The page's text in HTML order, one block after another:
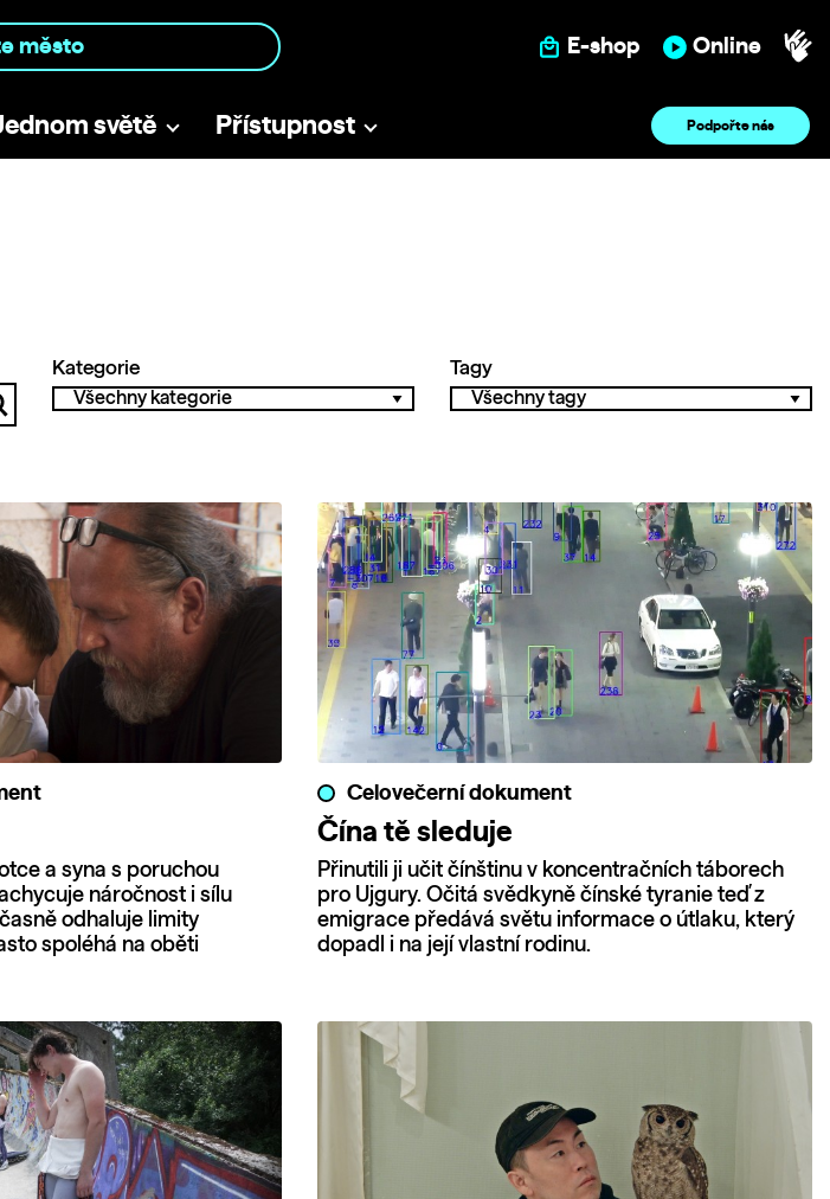
E-shop Online
světě Přístupnost Podpořte nás
Kategorie Tagy
a syna s poruchou
náročnost i sílu
odhaluje limity
spoléhá na oběti
Celovečerní dokument
Čína tě sleduje
Přinutili ji učit čínštinu v koncentračních táborech
pro Ujgury. Očitá svědkyně čínské tyranie teď z
emigrace předává světu informace o útlaku, který
dopadl i na její vlastní rodinu.